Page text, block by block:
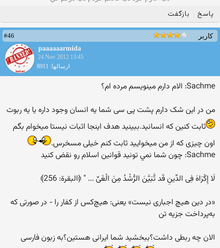
پاسخ بازگفت
کاربر
#46
paaaaaarmida
24 Nov 2012 13:45
ارسالها: 8911
Sachme: الام دارم مينويسم مرده ام؟
من در این شک دارم پشت پی سی شما یه انسان وجود داره یا یه ربوت
ثابت کنین که انسانید.ببینید هدف اینجا اثبات نیستا میخوام بگم
اون چیزی که از من میخوایید ثابت کنم خیلی مسخرس.
Sachme: چون شما نمي تونيد قوانين اسلام رو نقض كنيد
لَا إِکْرَاهَ فِی الدِّینِ قَد تَّبَیَّنَ الرُّشْدُ مِنَ الْغَیِّ ... " ﴿البقرة: 256﴾
«در دین‌ هیچ‌ اجباری‌ نیست‌» یعنی: هیچ‌کس‌ از کفار را - در صورتی‌ که
‌به‌پرداخت‌ جزیه‌ تن‌
الان چه ربطی داشت؟ببخشید شما ایرانی هستین؟به زبون فارسی